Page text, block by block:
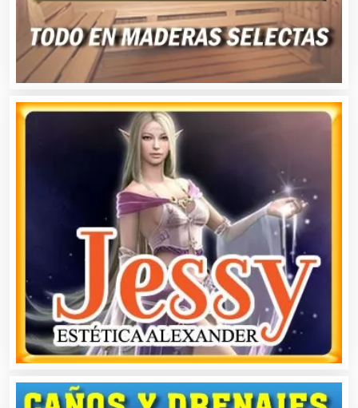
Aparatos y Equipos Eléctricos
Arquitectos
Artes Gráficas
Artesanías
Artículos de Oficina
Artículos de Piel